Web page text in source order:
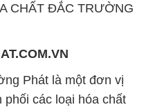
CHẤT ĐẮC TRƯỜNG
Phát là một đơn vị
phối các loại hóa chất